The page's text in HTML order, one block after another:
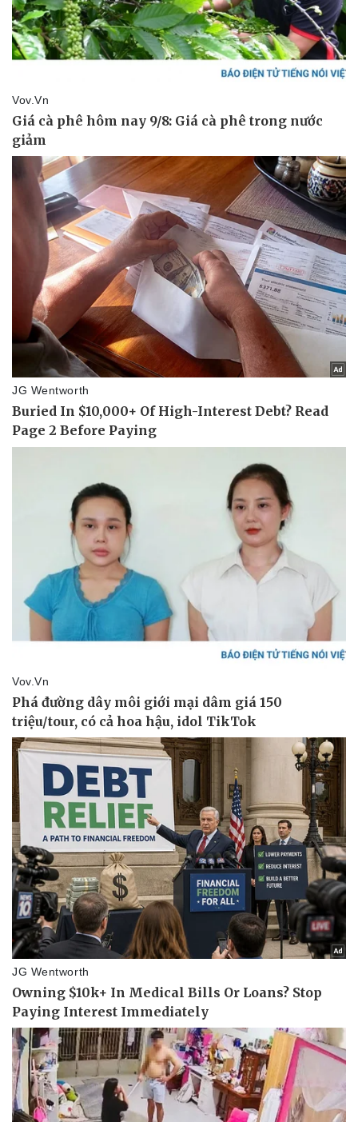
Pháp luật
Vụ án
Tin nóng
Tư vấn luật
Quân sự - Quốc phòng
Vũ khí
Việt Nam
Phân tích